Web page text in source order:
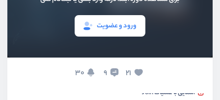
ورود و عضویت
21
9
30
پیاده‌سازی رابطه چند به چند
تمرین : ایجاد جدول واسط رابطه چند به چند
آشنایی با عملیات Join